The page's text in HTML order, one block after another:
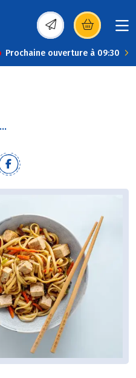
(s’ouvre dans une
Prochaine ouverture à 09:30